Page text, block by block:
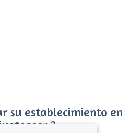
su establecimiento en
?